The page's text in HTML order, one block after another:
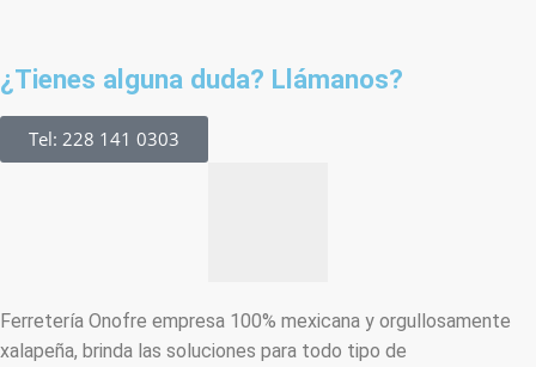
¿Tienes alguna duda? Llámanos?
Tel: 228 141 0303
Ferretería Onofre empresa 100% mexicana y orgullosamente
xalapeña, brinda las soluciones para todo tipo de